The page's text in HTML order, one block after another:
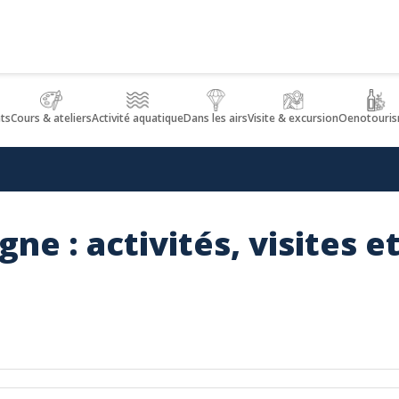
Cours & ateliersActivité aquatiqueDans les airsVisite & excursion
: activités, visites